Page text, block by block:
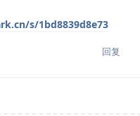
s/1bd8839d8e73
回复